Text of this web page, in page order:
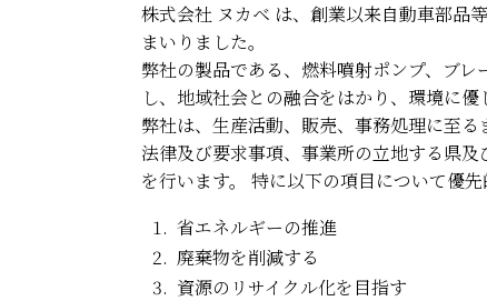
株式会社 ヌカベ は、創業以来自動車部品
まいりました。
弊社の製品である、燃料噴射ポンプ、ブ
し、地域社会との融合をはかり、環境に
弊社は、生産活動、販売、事務処理に至
法律及び要求事項、事業所の立地する県
を行います。 特に以下の項目について優
省エネルギーの推進
廃棄物を削減する
資源のリサイクル化を目指す